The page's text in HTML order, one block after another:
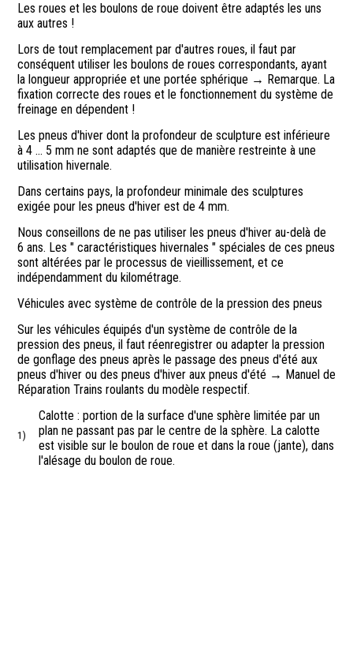
Les roues et les boulons de roue doivent être adaptés les uns
aux autres !
Lors de tout remplacement par d'autres roues, il faut par
conséquent utiliser les boulons de roues correspondants, ayant
la longueur appropriée et une portée sphérique → Remarque. La
fixation correcte des roues et le fonctionnement du système de
freinage en dépendent !
Les pneus d'hiver dont la profondeur de sculpture est inférieure
à 4 ... 5 mm ne sont adaptés que de manière restreinte à une
utilisation hivernale.
Dans certains pays, la profondeur minimale des sculptures
exigée pour les pneus d'hiver est de 4 mm.
Nous conseillons de ne pas utiliser les pneus d'hiver au-delà de
6 ans. Les " caractéristiques hivernales " spéciales de ces pneus
sont altérées par le processus de vieillissement, et ce
indépendamment du kilométrage.
Véhicules avec système de contrôle de la pression des pneus
Sur les véhicules équipés d'un système de contrôle de la
pression des pneus, il faut réenregistrer ou adapter la pression
de gonflage des pneus après le passage des pneus d'été aux
pneus d'hiver ou des pneus d'hiver aux pneus d'été → Manuel de
Réparation Trains roulants du modèle respectif.
1)
Calotte : portion de la surface d'une sphère limitée par un
plan ne passant pas par le centre de la sphère. La calotte
est visible sur le boulon de roue et dans la roue (jante), dans
l'alésage du boulon de roue.